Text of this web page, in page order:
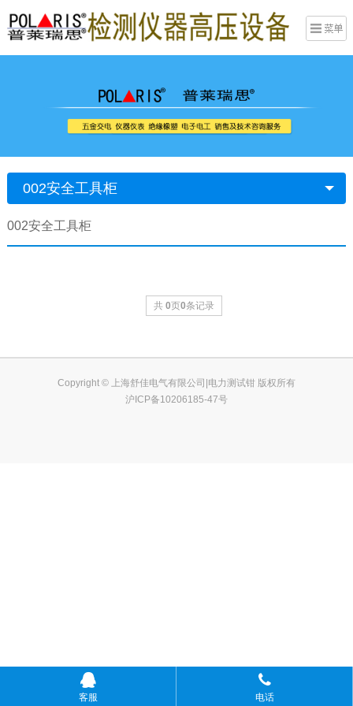
002安全工具柜
002安全工具柜
共0页0条记录
Copyright © 上海舒佳电气有限公司|电力测试钳 版权所有
沪ICP备10206185-47号
客服 电话